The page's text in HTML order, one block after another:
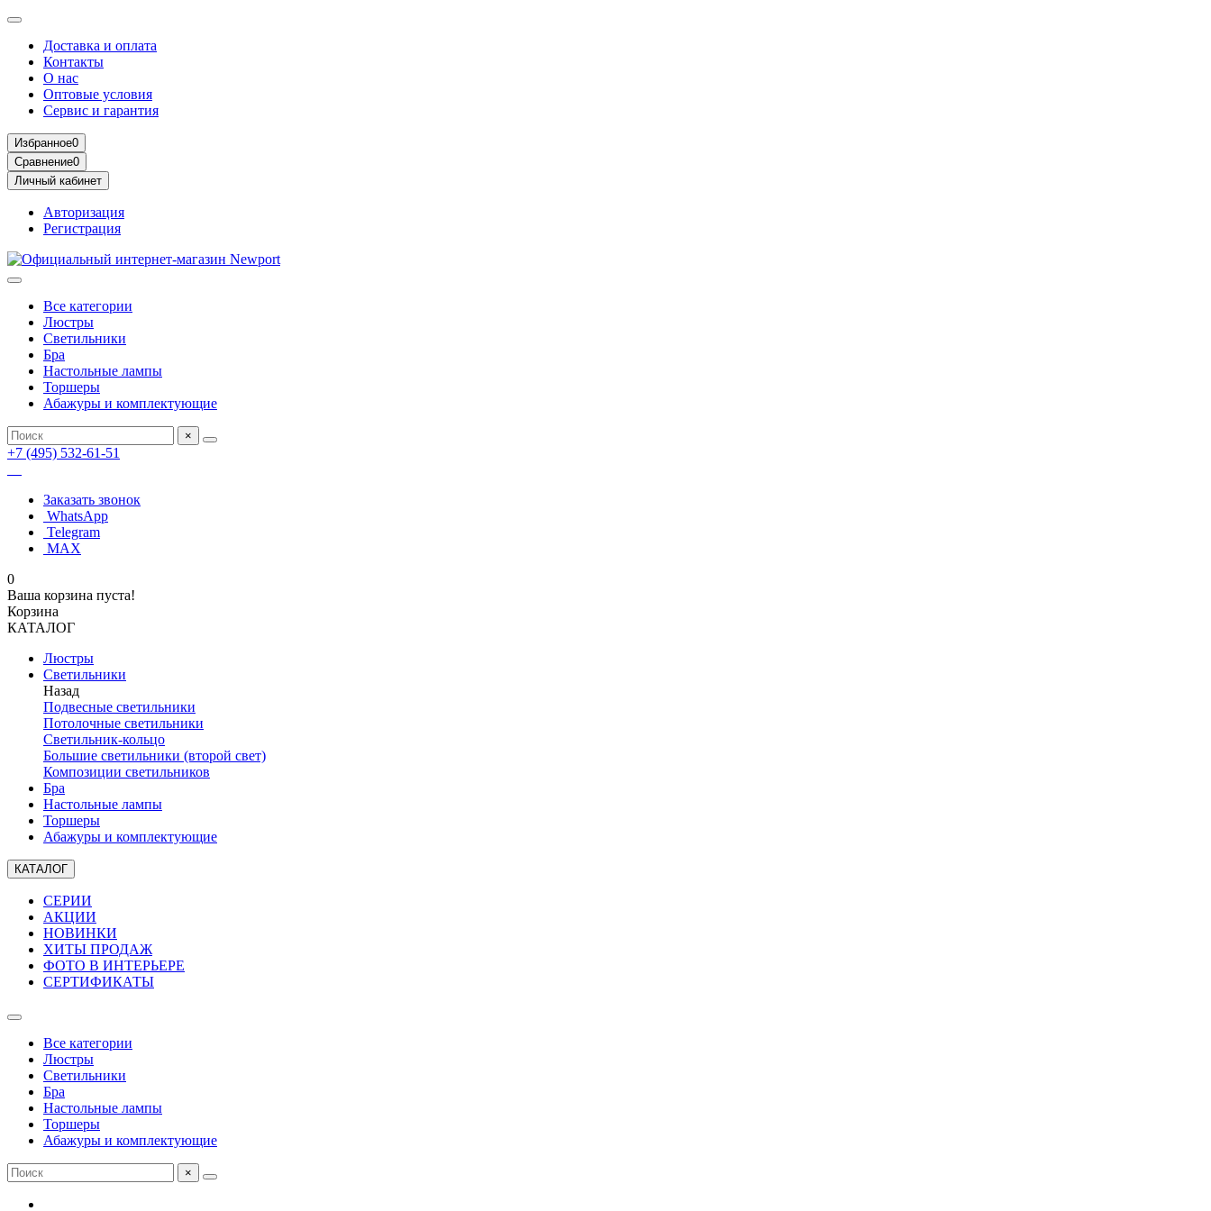
Доставка и оплата
Контакты
О нас
Оптовые условия
Сервис и гарантия
Избранное0
Сравнение0
Личный кабинет
Авторизация
Регистрация
Все категории
Люстры
Светильники
Бра
Настольные лампы
Торшеры
Абажуры и комплектующие
×
+7 (495) 532-61-51
Заказать звонок
WhatsApp
Telegram
MAX
0
Ваша корзина пуста!
Корзина
КАТАЛОГ
Люстры
Светильники
Назад
Подвесные светильники
Потолочные светильники
Светильник-кольцо
Большие светильники (второй свет)
Композиции светильников
Бра
Настольные лампы
Торшеры
Абажуры и комплектующие
КАТАЛОГ
СЕРИИ
АКЦИИ
НОВИНКИ
ХИТЫ ПРОДАЖ
ФОТО В ИНТЕРЬЕРЕ
СЕРТИФИКАТЫ
Все категории
Люстры
Светильники
Бра
Настольные лампы
Торшеры
Абажуры и комплектующие
×